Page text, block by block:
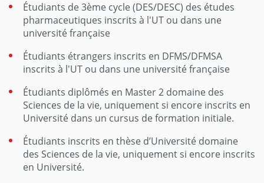
Étudiants de 3ème cycle (DES/DESC) des études
pharmaceutiques inscrits à l'UT ou dans une
université française
Étudiants étrangers inscrits en DFMS/DFMSA
inscrits à l'UT ou dans une université française
Étudiants diplômés en Master 2 domaine des
Sciences de la vie, uniquement si encore inscrits en
Université dans un cursus de formation initiale.
Étudiants inscrits en thèse d’Université domaine
des Sciences de la vie, uniquement si encore inscrits
en Université.